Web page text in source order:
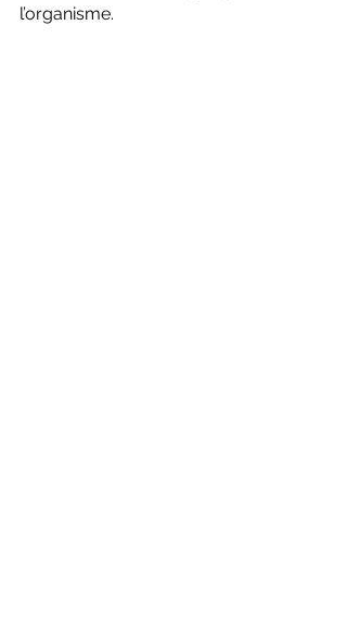
l’organisme.